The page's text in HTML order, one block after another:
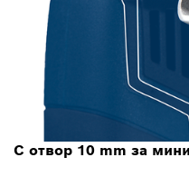
С отвор 10 mm за